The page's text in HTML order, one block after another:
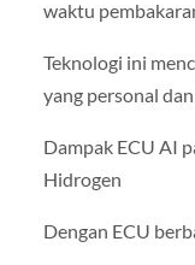
waktu
Teknologi ini
yang personal
Dampak ECU AI
Hidrogen
Dengan ECU